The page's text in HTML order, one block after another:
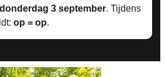
3 september. Tijdens
op = op.